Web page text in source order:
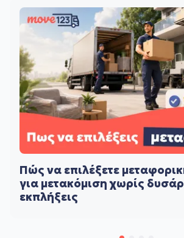
Πώς να επιλέξετε
για μετακόμιση χωρίς
εκπλήξεις